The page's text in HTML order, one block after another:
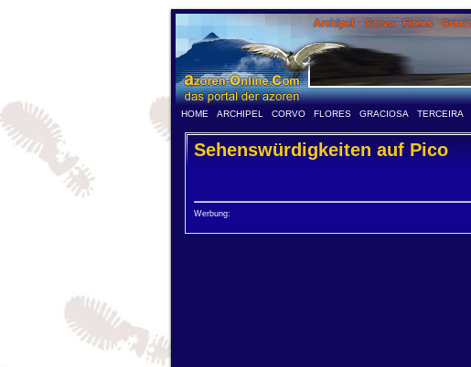
HOME ARCHIPEL CORVO FLORES GRACIOSA TERCEIRA
Sehenswürdigkeiten auf Pico
Werbung: